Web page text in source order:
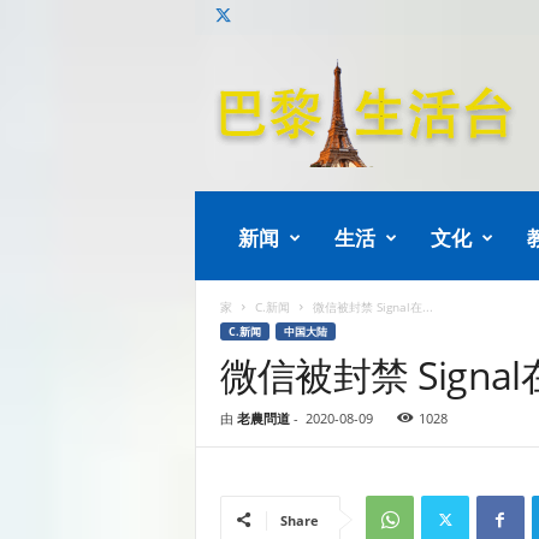
新闻 生活 文化
家 C.新闻 微信被封禁 Signal在...
C.新闻 中国大陆
微信被封禁
由 老農問道- 2020-08-09 1028
Share